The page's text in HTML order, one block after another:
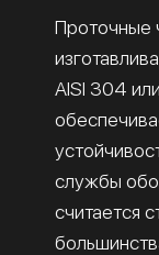
Проточные
AISI 304
службы
считается